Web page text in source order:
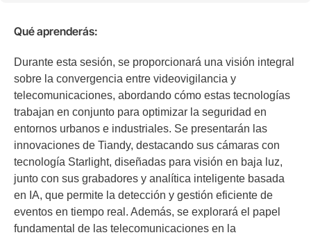
Qué aprenderás:
Durante esta sesión, se proporcionará una visión integral
sobre la convergencia entre videovigilancia y
telecomunicaciones, abordando cómo estas tecnologías
trabajan en conjunto para optimizar la seguridad en
entornos urbanos e industriales. Se presentarán las
innovaciones de Tiandy, destacando sus cámaras con
tecnología Starlight, diseñadas para visión en baja luz,
junto con sus grabadores y analítica inteligente basada
en IA, que permite la detección y gestión eficiente de
eventos en tiempo real. Además, se explorará el papel
fundamental de las telecomunicaciones en la